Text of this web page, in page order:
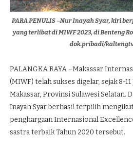
PARA PENULIS –Nur Inayah Syar, kiri
yang terlibat di MIWF 2023, di Benteng
dok.pribadi/
PALANGKA RAYA –Makassar
(MIWF) telah sukses digelar, sejak 8-
Makassar, Provinsi Sulawesi Selatan.
Inayah Syar berhasil terpilih
penghargaan Internasional
sastra terbaik Tahun 2020 tersebut.